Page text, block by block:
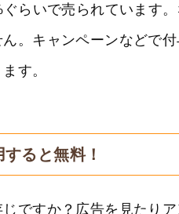
らいで売られています
。キャンペーンなどで
す。
ると無料！
ですか？広告を見たり